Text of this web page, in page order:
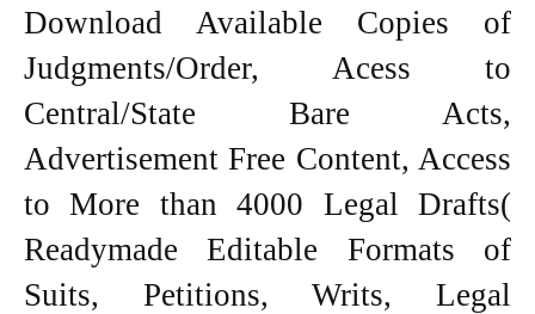
Download Available Copies of
Judgments/Order, Acess to
Central/State Bare Acts,
Advertisement Free Content, Access
to More than 4000 Legal Drafts(
Readymade Editable Formats of
Suits, Petitions, Writs, Legal